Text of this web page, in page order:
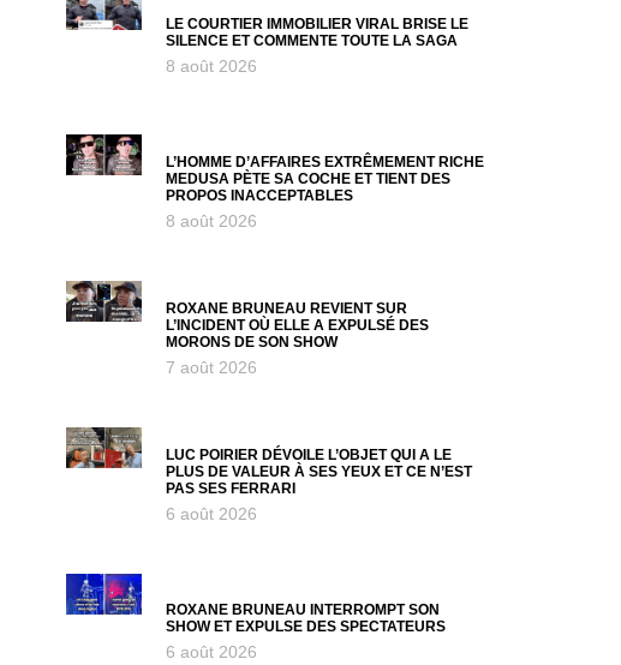
LE COURTIER IMMOBILIER VIRAL BRISE LE
SILENCE ET COMMENTE TOUTE LA SAGA
8 août 2026
L’HOMME D’AFFAIRES EXTRÊMEMENT RICHE
MEDUSA PÈTE SA COCHE ET TIENT DES
PROPOS INACCEPTABLES
8 août 2026
ROXANE BRUNEAU REVIENT SUR
L’INCIDENT OÙ ELLE A EXPULSÉ DES
MORONS DE SON SHOW
7 août 2026
LUC POIRIER DÉVOILE L’OBJET QUI A LE
PLUS DE VALEUR À SES YEUX ET CE N’EST
PAS SES FERRARI
6 août 2026
ROXANE BRUNEAU INTERROMPT SON
SHOW ET EXPULSE DES SPECTATEURS
6 août 2026